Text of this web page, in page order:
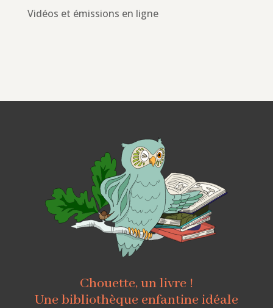
Vidéos et émissions en ligne
Chouette, un livre !
Une bibliothèque enfantine idéale